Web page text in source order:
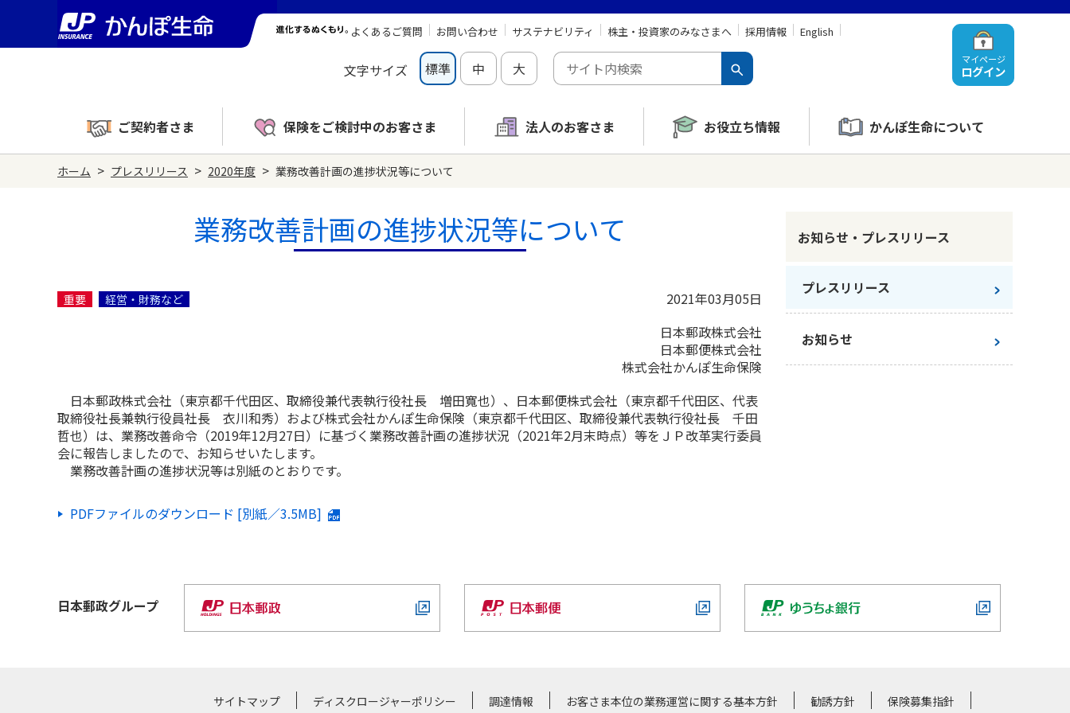
マイページ
ログイン
よくあるご質問 お問い合わせ サステナビリティ 株主・投資家のみなさまへ 採用情報 English
文字サイズ 標準 中 大
ご契約者さま 保険をご検討中のお客さま 法人のお客さま お役立ち情報 かんぽ生命について
ホーム > プレスリリース > 2020年度 > 業務改善計画の進捗状況等について
業務改善計画の進捗状況等について
重要 経営・財務など
2021年03月05日
日本郵政株式会社
日本郵便株式会社
株式会社かんぽ生命保険
日本郵政株式会社（東京都千代田区、取締役兼代表執行役社長 増田寬也）、日本郵便株式会社（東京都千代田区、代表
取締役社長兼執行役員社長 衣川和秀）および株式会社かんぽ生命保険（東京都千代田区、取締役兼代表執行役社長 千田
哲也）は、業務改善命令（2019年12月27日）に基づく業務改善計画の進捗状況（2021年2月末時点）等をＪＰ改革実行委員
会に報告しましたので、お知らせいたします。
業務改善計画の進捗状況等は別紙のとおりです。
PDFファイルのダウンロード [別紙／3.5MB]
お知らせ・プレスリリース
プレスリリース
お知らせ
日本郵政グループ
サイトマップ ディスクロージャーポリシー 調達情報 お客さま本位の業務運営に関する基本方針 勧誘方針 保険募集指針